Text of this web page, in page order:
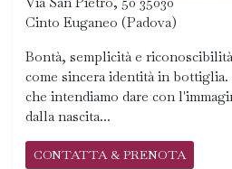
Cinto Euganeo (Padova)
Bontà, semplicità e
come sincera identità in
che intendiamo dare con
dalla nascita...
CONTATTA & PRENOTA